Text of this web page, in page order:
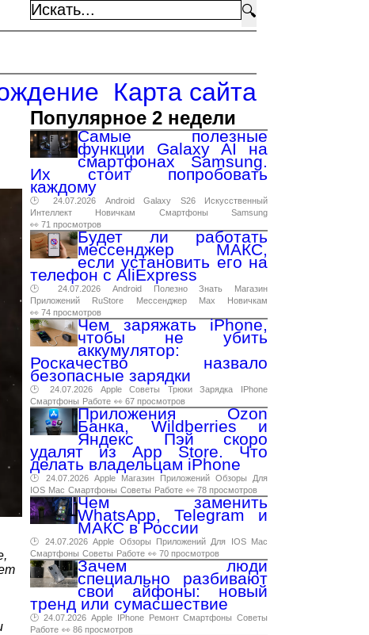
🔍
Карта сайта
Популярное 2 недели
Самые полезные
функции Galaxy AI на
смартфонах Samsung.
Их стоит попробовать
каждому
🕑 24.07.2026 Android Galaxy S26
Искусственный
Интеллект
Новичкам Смартфоны
Samsung
👀 71 просмотров
Будет ли работать
мессенджер МАКС,
если установить его на
телефон с AliExpress
🕑 24.07.2026 Android Полезно Знать
Магазин
Приложений
RuStore Мессенджер Max
Новичкам
👀 74 просмотров
Чем заряжать iPhone,
чтобы не убить
аккумулятор:
Роскачество назвало
безопасные зарядки
🕑 24.07.2026 Apple Советы Трюки Зарядка
IPhone
Смартфоны Работе 👀 67 просмотров
Приложения Ozon
Банка, Wildberries и
Яндекс Пэй скоро
удалят из App Store. Что
делать владельцам iPhone
🕑 24.07.2026 Apple Магазин Приложений Обзоры
Для
IOS Mac Смартфоны Советы Работе 👀 78 просмотров
Чем заменить
WhatsApp, Telegram и
МАКС в России
🕑 24.07.2026 Apple Обзоры Приложений Для IOS
Mac
Смартфоны Советы Работе 👀 70 просмотров
Зачем люди
специально разбивают
свои айфоны: новый
тренд или сумасшествие
🕑 24.07.2026 Apple IPhone Ремонт Смартфоны Советы
Работе 👀 86 просмотров